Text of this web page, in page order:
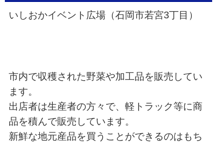
いしおかイベント広場（石岡市若宮3丁目）
市内で収穫された野菜や加工品を販売してい
ます。
出店者は生産者の方々で、軽トラック等に商
品を積んで販売しています。
新鮮な地元産品を買うことができるのはもち